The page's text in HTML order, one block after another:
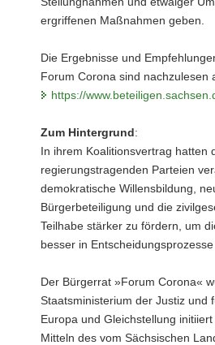
ergriffenen Maßnahmen geben.
Die Ergebnisse und
Forum Corona sind nachzulesen
https://
Zum Hintergrund:
In ihrem Koalitionsvertrag hatten
regierungstragenden Parteien
demokratische Willensbildung,
Bürgerbeteiligung und die
Teilhabe stärker zu fördern, um
besser in Entscheidungsprozesse
Der Bürgerrat »Forum Corona«
Staatsministerium der Justiz und
Europa und Gleichstellung
Mitteln des vom Sächsischen